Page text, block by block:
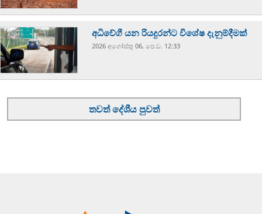
අධිවේගී යන රියදුරන්ට විශේෂ දැනුම්දීමක්
2026 අගෝස්‍තු 06, පෙ.ව. 12:33
තවත් දේශීය පුවත්